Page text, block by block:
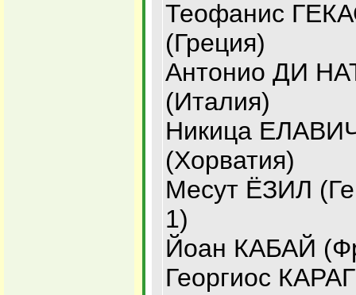
Теофанис
(Греция)
Антонио ДИ
(Италия)
Никица
(Хорватия)
Месут ЁЗИЛ
1)
Йоан КАБАЙ
Георгиос